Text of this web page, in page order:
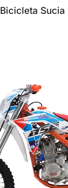
Bicicleta Sucia